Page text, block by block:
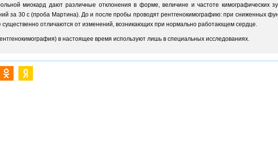
миокард дают различные отклонения в форме, величине и частоте кимографических
за 30 с (проба Мартина). До и после пробы проводят рентгенокимографию: при сниженных
отличаются от изменений, возникающих при нормально работающем сердце.
в настоящее время используют лишь в специальных исследованиях.